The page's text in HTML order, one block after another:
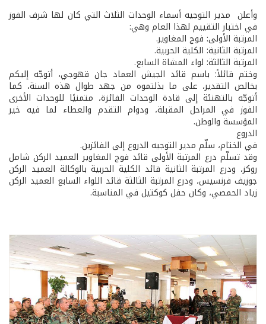
وأعلن مدير التوجيه أسماء الوحدات الثلاث التي كان لها شرف الفوز
في اختبار التقييم لهذا العام وهي:
المرتبة الأولى: فوج المغاوير.
المرتبة الثانية: الكلية الحربية.
المرتبة الثالثة: لواء المشاة السابع.
وختم قائلاً: باسم قائد الجيش العماد جان قهوجي، أتوجّه إليكم
بخالص التقدير، على ما بذلتموه من جهد طوال هذه السنة، كما
أتوجّه بالتهنئة إلى قادة الوحدات الفائزة، متمنيًا للوحدات الأخرى
الفوز في المراحل المقبلة، ودوام التقدم والعطاء لما فيه خير
المؤسسة والوطن.
الدروع
في الختام، سلّم مدير التوجيه الدروع إلى الفائزين.
وقد تسلّم درع المرتبة الأولى قائد فوج المغاوير العميد الركن شامل
روكز، ودرع المرتبة الثانية قائد الكلية الحربية بالوكالة العميد الركن
جوزيف فرنسيس، ودرع المرتبة الثالثة قائد اللواء السابع العميد الركن
زياد الحمصي، وكان حفل كوكتيل في المناسبة.